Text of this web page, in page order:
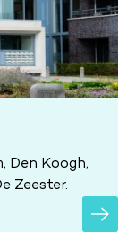
Den Koogh,
Zeester.